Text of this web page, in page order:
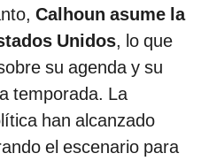
Calhoun asume la
Unidos, lo que
su agenda y su
temporada. La
han alcanzado
el escenario para